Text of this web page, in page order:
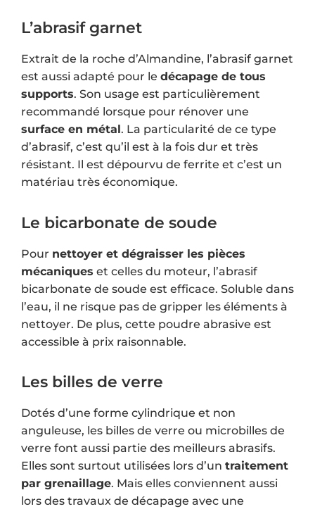
L’abrasif garnet
Extrait de la roche d’Almandine, l’abrasif garnet
est aussi adapté pour le décapage de tous
supports. Son usage est particulièrement
recommandé lorsque pour rénover une
surface en métal. La particularité de ce type
d’abrasif, c’est qu’il est à la fois dur et très
résistant. Il est dépourvu de ferrite et c’est un
matériau très économique.
Le bicarbonate de soude
Pour nettoyer et dégraisser les pièces
mécaniques et celles du moteur, l’abrasif
bicarbonate de soude est efficace. Soluble dans
l’eau, il ne risque pas de gripper les éléments à
nettoyer. De plus, cette poudre abrasive est
accessible à prix raisonnable.
Les billes de verre
Dotés d’une forme cylindrique et non
anguleuse, les billes de verre ou microbilles de
verre font aussi partie des meilleurs abrasifs.
Elles sont surtout utilisées lors d’un traitement
par grenaillage. Mais elles conviennent aussi
lors des travaux de décapage avec une